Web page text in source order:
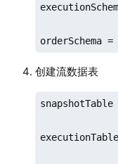
orderSchema
创建流数据表